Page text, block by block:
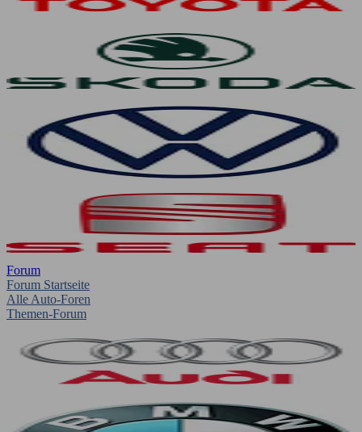
Forum
Forum Startseite
Alle Auto-Foren
Themen-Forum